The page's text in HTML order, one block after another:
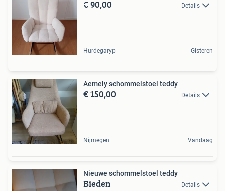
€ 90,00 Details
Hurdegaryp Gisteren
Aemely schommelstoel teddy
€ 150,00 Details
Nijmegen Vandaag
Nieuwe schommelstoel teddy
Bieden Details